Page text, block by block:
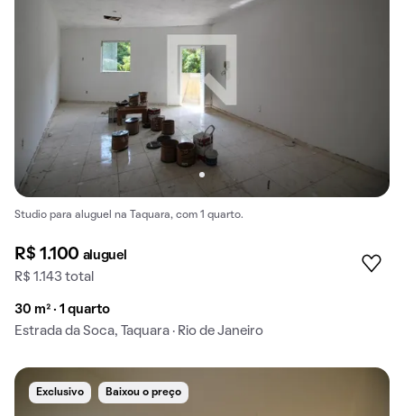
Studio para aluguel na Taquara, com 1 quarto.
R$ 1.100 aluguel
R$ 1.143 total
30 m² · 1 quarto
Estrada da Soca, Taquara · Rio de Janeiro
Exclusivo Baixou o preço